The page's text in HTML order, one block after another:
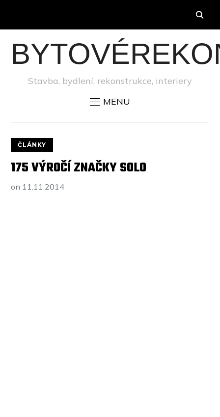
Stavba, bydlení, rekonstrukce, interiery
MENU
ČLÁNKY
175 VÝROČÍ ZNAČKY SOLO
on 11.11.2014